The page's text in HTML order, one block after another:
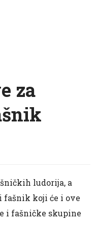
za
ludorija, a
fašnik koji će i ove
i fašničke skupine